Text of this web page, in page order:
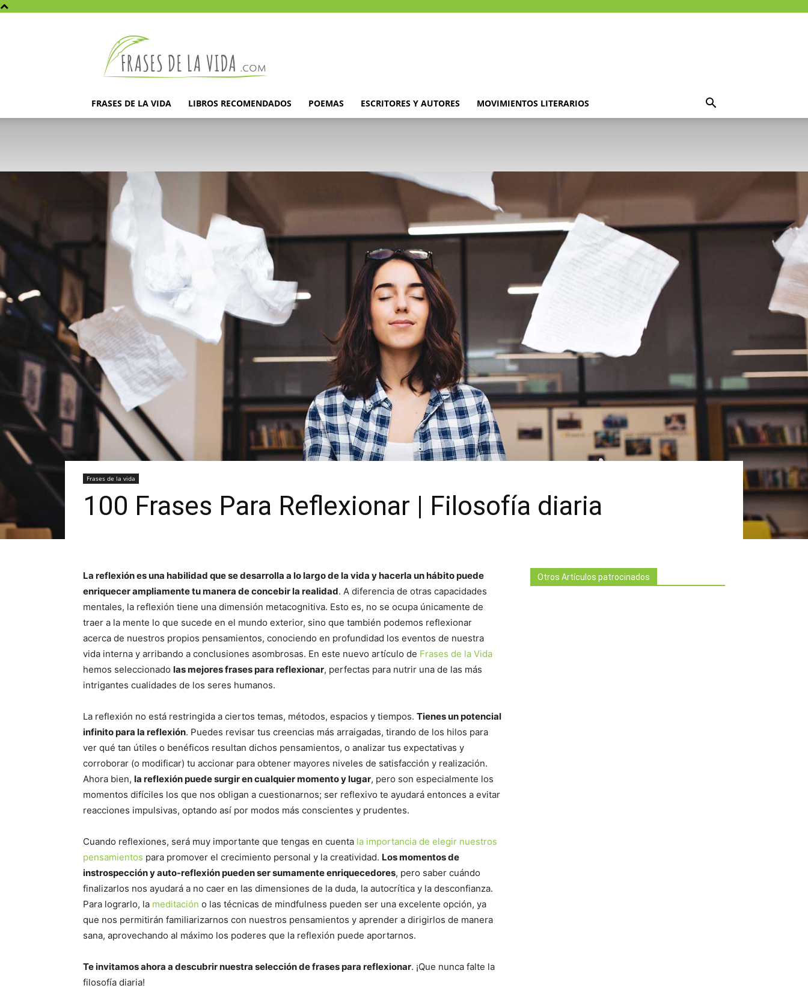
la
vida
FRASES DE LA VIDA LIBROS RECOMENDADOS POEMAS ESCRITORES Y AUTORES MOVIMIENTOS LITERARIOS
Frases de la vida
100 Frases Para Reflexionar | Filosofía diaria
La reflexión es una habilidad que se desarrolla a lo largo de la vida y hacerla un hábito puede
enriquecer ampliamente tu manera de concebir la realidad. A diferencia de otras capacidades
mentales, la reflexión tiene una dimensión metacognitiva. Esto es, no se ocupa únicamente de
traer a la mente lo que sucede en el mundo exterior, sino que también podemos reflexionar
acerca de nuestros propios pensamientos, conociendo en profundidad los eventos de nuestra
vida interna y arribando a conclusiones asombrosas. En este nuevo artículo de Frases de la Vida
hemos seleccionado las mejores frases para reflexionar, perfectas para nutrir una de las más
intrigantes cualidades de los seres humanos.
La reflexión no está restringida a ciertos temas, métodos, espacios y tiempos. Tienes un potencial
infinito para la reflexión. Puedes revisar tus creencias más arraigadas, tirando de los hilos para
ver qué tan útiles o benéficos resultan dichos pensamientos, o analizar tus expectativas y
corroborar (o modificar) tu accionar para obtener mayores niveles de satisfacción y realización.
Ahora bien, la reflexión puede surgir en cualquier momento y lugar, pero son especialmente los
momentos difíciles los que nos obligan a cuestionarnos; ser reflexivo te ayudará entonces a evitar
reacciones impulsivas, optando así por modos más conscientes y prudentes.
Cuando reflexiones, será muy importante que tengas en cuenta la importancia de elegir nuestros
pensamientos para promover el crecimiento personal y la creatividad. Los momentos de
instrospección y auto-reflexión pueden ser sumamente enriquecedores, pero saber cuándo
finalizarlos nos ayudará a no caer en las dimensiones de la duda, la autocrítica y la desconfianza.
Para lograrlo, la meditación o las técnicas de mindfulness pueden ser una excelente opción, ya
que nos permitirán familiarizarnos con nuestros pensamientos y aprender a dirigirlos de manera
sana, aprovechando al máximo los poderes que la reflexión puede aportarnos.
Te invitamos ahora a descubrir nuestra selección de frases para reflexionar. ¡Que nunca falte la
filosofía diaria!
Otros Artículos patrocinados